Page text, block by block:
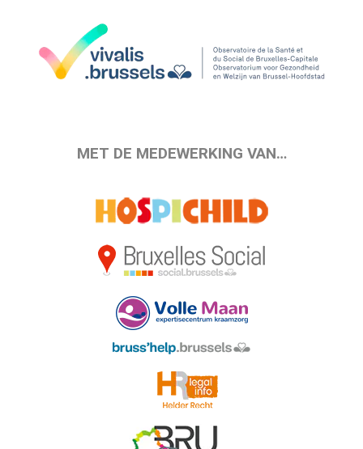
MET DE MEDEWERKING VAN…